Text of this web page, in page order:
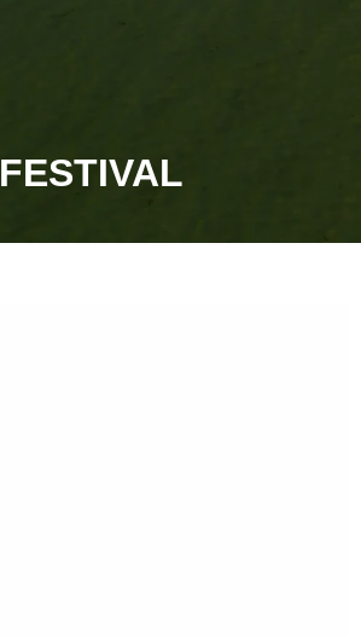
FESTIVAL